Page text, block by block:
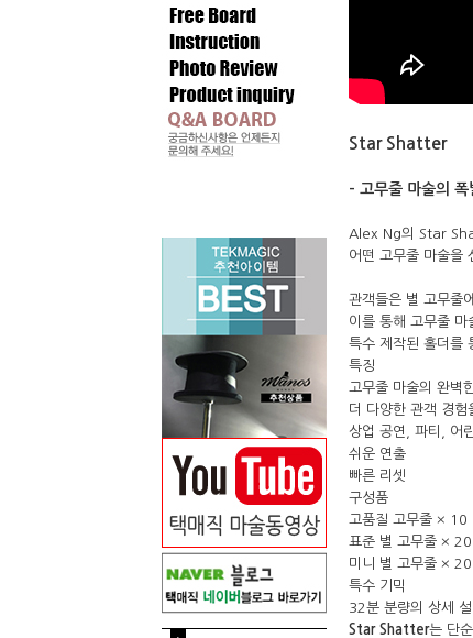
Star Shatter
– 고무줄 마술의
Alex Ng의 Star
어떤 고무줄 마술을
관객들은 별 고무줄
이를 통해 고무줄 마
특수 제작된 홀더를
특징
고무줄 마술의 완벽
더 다양한 관객 경험
상업 공연, 파티, 어
쉬운 연출
빠른 리셋
구성품
고품질 고무줄 × 10
표준 별 고무줄 × 20
미니 별 고무줄 ×
특수 기믹
32분 분량의 상세
Star Shatter는 단